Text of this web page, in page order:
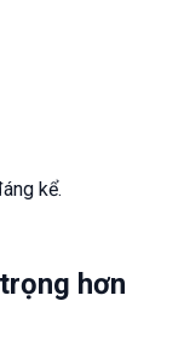
kể.
hơn